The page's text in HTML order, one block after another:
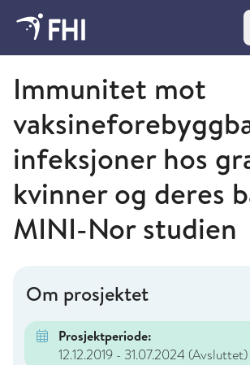
Folkehelseinstituttet
Immunitet mot
infeksjoner hos
kvinner og deres
MINI-Nor studien
Om prosjektet
Prosjektperiode:
12.12.2019 - 31.07.2024 (Avsluttet)